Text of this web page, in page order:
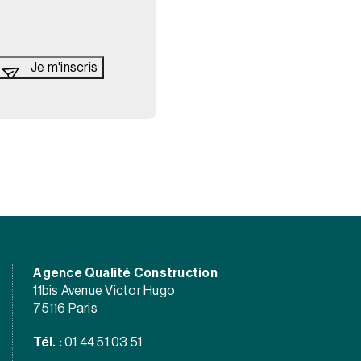
Agence Qualité Construction
11bis Avenue Victor Hugo
75116 Paris
Tél. : 01 44 51 03 51